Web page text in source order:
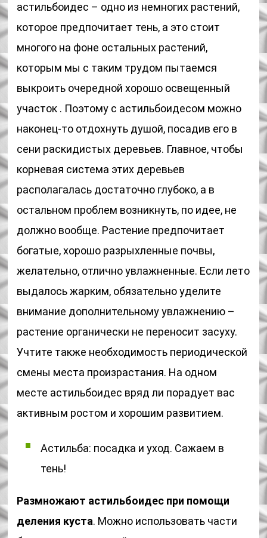
астильбоидес – одно из немногих растений,
которое предпочитает тень, а это стоит
многого на фоне остальных растений,
которым мы с таким трудом пытаемся
выкроить очередной хорошо освещенный
участок . Поэтому с астильбоидесом можно
наконец-то отдохнуть душой, посадив его в
сени раскидистых деревьев. Главное, чтобы
корневая система этих деревьев
располагалась достаточно глубоко, а в
остальном проблем возникнуть, по идее, не
должно вообще. Растение предпочитает
богатые, хорошо разрыхленные почвы,
желательно, отлично увлажненные. Если лето
выдалось жарким, обязательно уделите
внимание дополнительному увлажнению –
растение органически не переносит засуху.
Учтите также необходимость периодической
смены места произрастания. На одном
месте астильбоидес вряд ли порадует вас
активным ростом и хорошим развитием.
Астильба: посадка и уход. Сажаем в
тень!
Размножают астильбоидес при помощи
деления куста. Можно использовать части